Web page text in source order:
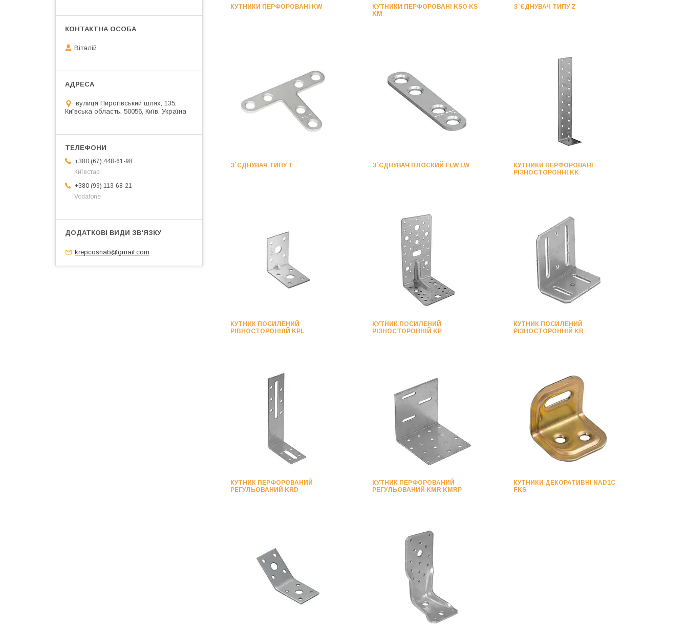
КУТНИКИ ПЕРФОРОВАНІ KW
КУТНИКИ ПЕРФОРОВАНІ KSO KS
KM
З`ЄДНУВАЧ ТИПУ Z
З`ЄДНУВАЧ ТИПУ Т З`ЄДНУВАЧ ПЛОСКИЙ FLW LW
КУТНИКИ ПЕРФОРОВАНІ
РІЗНОСТОРОННІ KK
КУТНИК ПОСИЛЕНИЙ
РІВНОСТОРОННІЙ KPL
КУТНИК ПОСИЛЕНИЙ
РІЗНОСТОРОННІЙ KP
КУТНИК ПОСИЛЕНИЙ
РІЗНОСТОРОННІЙ KR
КУТНИК ПЕРФОРОВАНИЙ
РЕГУЛЬОВАНИЙ KRD
КУТНИК ПЕРФОРОВАНИЙ
РЕГУЛЬОВАНИЙ KMR KMRP
КУТНИКИ ДЕКОРАТИВНІ NAD1C
FKS
Віталій
вулиця Пирогівський шлях, 135,
Київська область, 50056, Київ, Україна
+380 (67) 448-61-98
Київстар
+380 (99) 113-68-21
Vodafone
krepcosnab@gmail.com